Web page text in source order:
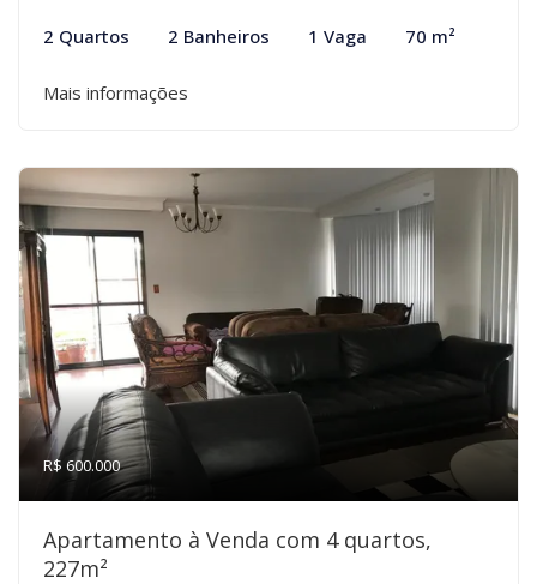
2 Quartos 2 Banheiros 1 Vaga 70 m²
Mais informações
R$ 600.000
Apartamento à Venda com 4 quartos,
227m²